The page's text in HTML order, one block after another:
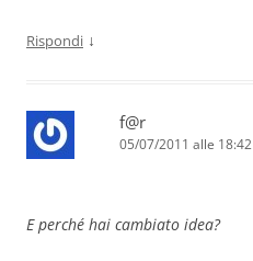
Rispondi ↓
f@r
05/07/2011 alle 18:42
E perché hai cambiato idea?